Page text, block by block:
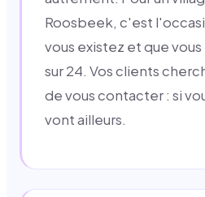
Roosbeek, c'est
vous existez et que
sur 24. Vos clients
de vous contacter : si
vont ailleurs.